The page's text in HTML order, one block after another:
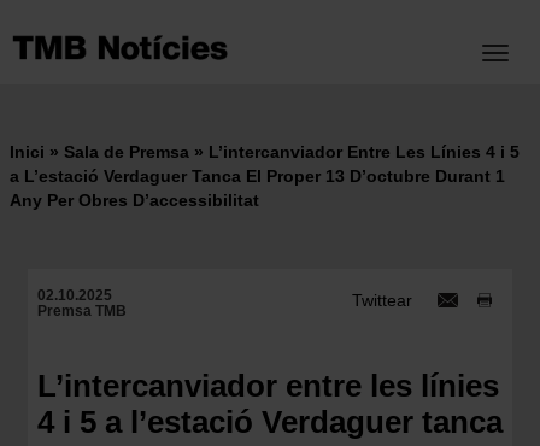
contingut
Fil
d'ariadna
Inici Sala de Premsa
L’intercanviador Entre Les Línies 4 i 5
a L’estació Verdaguer Tanca El Proper 13 D’octubre Durant 1
Any Per Obres D’accessibilitat
Twittear
02.10.2025
Premsa TMB
L’intercanviador entre les línies
4 i 5 a l’estació Verdaguer tanca